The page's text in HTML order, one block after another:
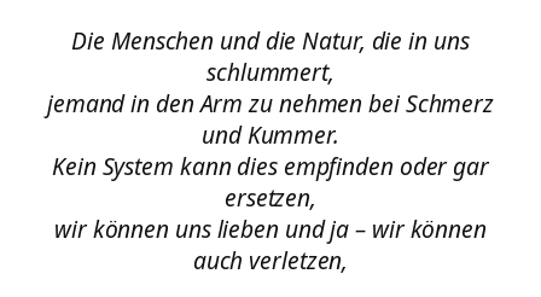
Die Menschen und die Natur, die in uns
schlummert,
jemand in den Arm zu nehmen bei Schmerz
und Kummer.
Kein System kann dies empfinden oder gar
ersetzen,
wir können uns lieben und ja – wir können
auch verletzen,